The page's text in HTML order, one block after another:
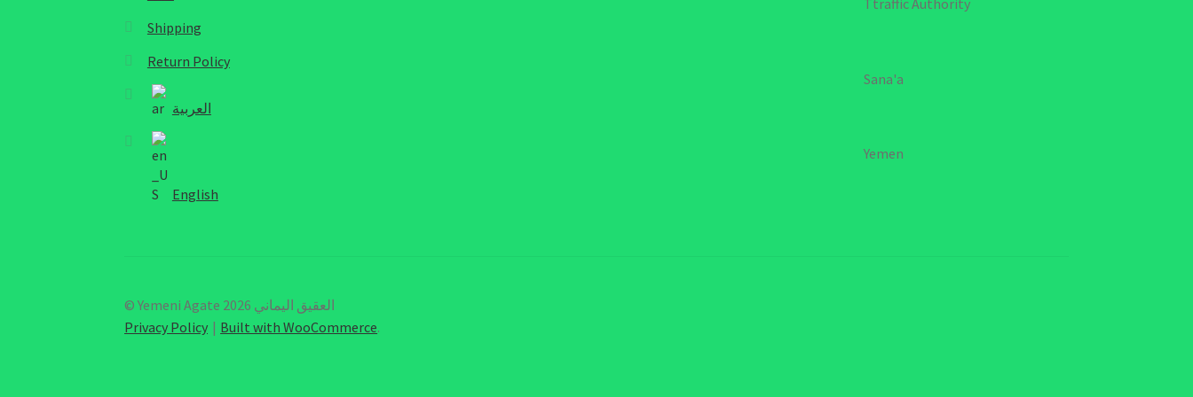
Shipping
Return Policy
العربية
English
Ttraffic Authority
Sana'a
Yemen
© Yemeni Agate العقيق اليماني 2026
Privacy Policy
Built with WooCommerce.